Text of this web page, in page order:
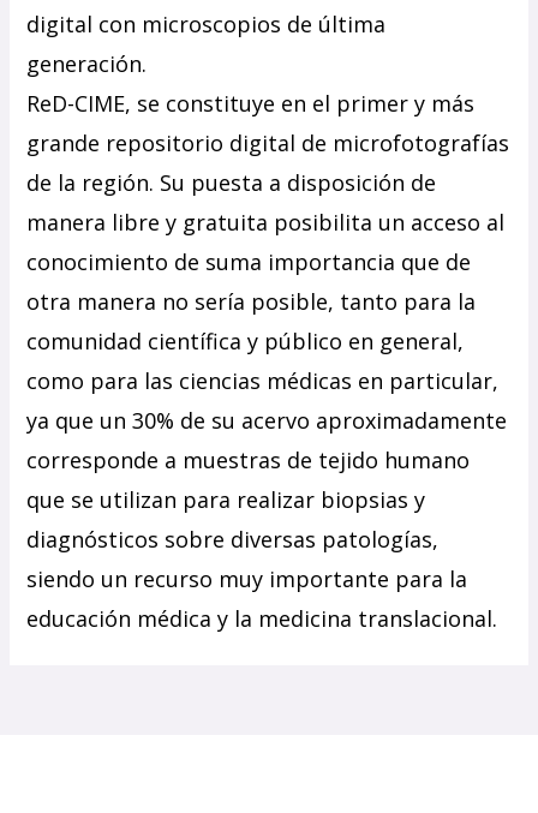
digital con microscopios de última
generación.
ReD-CIME, se constituye en el primer y más
grande repositorio digital de microfotografías
de la región. Su puesta a disposición de
manera libre y gratuita posibilita un acceso al
conocimiento de suma importancia que de
otra manera no sería posible, tanto para la
comunidad científica y público en general,
como para las ciencias médicas en particular,
ya que un 30% de su acervo aproximadamente
corresponde a muestras de tejido humano
que se utilizan para realizar biopsias y
diagnósticos sobre diversas patologías,
siendo un recurso muy importante para la
educación médica y la medicina translacional.